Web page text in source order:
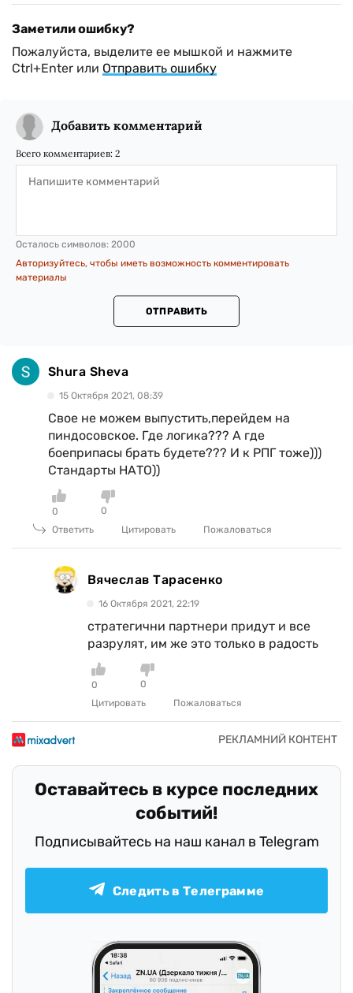
Заметили ошибку?
Пожалуйста, выделите ее мышкой и нажмите
Ctrl+Enter или Отправить ошибку
Добавить комментарий
Всего комментариев: 2
Осталось символов: 2000
Авторизуйтесь, чтобы иметь возможность комментировать
материалы
ОТПРАВИТЬ
Shura Sheva
15 Октября 2021, 08:39
Свое не можем выпустить,перейдем на
пиндосовское. Где логика??? А где
боеприпасы брать будете??? И к РПГ тоже)))
Стандарты НАТО))
0
0
Ответить
Цитировать Пожаловаться
Вячеслав Тарасенко
16 Октября 2021, 22:19
стратегични партнери придут и все
разрулят, им же это только в радость
0
0
Цитировать
Пожаловаться
Оставайтесь в курсе последних
событий!
Подписывайтесь на наш канал в Telegram
Следить в Телеграмме